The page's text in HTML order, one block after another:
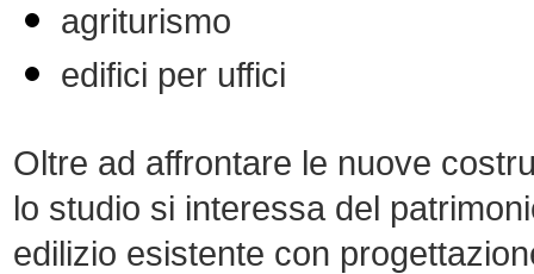
agriturismo
edifici per uffici
Oltre ad affrontare le nuove
lo studio si interessa del
edilizio esistente con